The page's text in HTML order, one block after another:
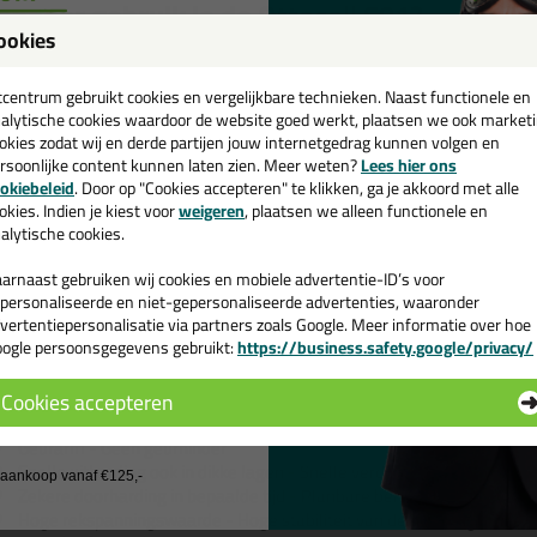
gebruik je de Ottocoll S81?
Lijmen en afdichten van ramen (directe verglazing,
Lijmen en afdichten van glaselementen (bijv. scheidingswanden)
Fabricage van ramen volgens standaard RC2 of RC3 volgens DIN
hoe je dit product het beste kan verwerken? Kijk dan even
bij de specificaties.
ondergronden voor de Ottocoll S81
Ottocoll S81 hecht goed op aluminium (met poedercoating), glas,
raden we je aan om het datablad te bekijken die je kan
van de Ottocoll S81
Compatibel met PVB-folie volgens de criteria van ift-richtlijn DI-02/
Zeer goede hechting op vele ondergronden, zelfs zonder primer (zie
Geurarm - Geen geurhinder
Snelle uitharding ook in dikke lagen - Snelle verdere verwerking
Zekere doorharding in bepaalde tijd - Planbare behandelings- en
Hoge rekspanningswaarde - Hoge stabiliteit van de hechting
gebruikt cookies en vergelijkbare technieken. Naast functionele en
cookies waardoor de website goed werkt, plaatsen we ook
zodat wij en derde partijen jouw internetgedrag kunnen volgen en
content kunnen laten zien. Meer weten?Lees hier ons
. Door op "Cookies accepteren" te klikken, ga je akkoord met alle
Indien je kiest voorweigeren, plaatsen we alleen functionele en
cookies.
gebruiken wij cookies en mobiele advertentie-ID’s voor
en niet-gepersonaliseerde advertenties, waaronder
via partners zoals Google. Meer informatie over hoe
persoonsgegevens gebruikt:https://business.safety.google/privacy/
Cookies accepteren
💚
en ontvang een
€35,-bij je eerste bestelling!
de actiecode ›
geen cadeau
vanaf €125,-